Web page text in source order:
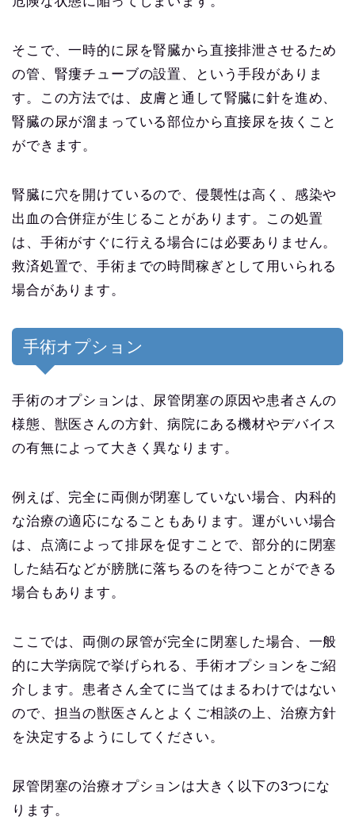
そこで、一時的に尿を腎臓から直接排泄させるため
の管、腎瘻チューブの設置、という手段がありま
す。この方法では、皮膚と通して腎臓に針を進め、
腎臓の尿が溜まっている部位から直接尿を抜くこと
ができます。
腎臓に穴を開けているので、侵襲性は高く、感染や
出血の合併症が生じることがあります。この処置
は、手術がすぐに行える場合には必要ありません。
救済処置で、手術までの時間稼ぎとして用いられる
場合があります。
手術オプション
手術のオプションは、尿管閉塞の原因や患者さんの
様態、獣医さんの方針、病院にある機材やデバイス
の有無によって大きく異なります。
例えば、完全に両側が閉塞していない場合、内科的
な治療の適応になることもあります。運がいい場合
は、点滴によって排尿を促すことで、部分的に閉塞
した結石などが膀胱に落ちるのを待つことができる
場合もあります。
ここでは、両側の尿管が完全に閉塞した場合、一般
的に大学病院で挙げられる、手術オプションをご紹
介します。患者さん全てに当てはまるわけではない
ので、担当の獣医さんとよくご相談の上、治療方針
を決定するようにしてください。
尿管閉塞の治療オプションは大きく以下の3つにな
ります。